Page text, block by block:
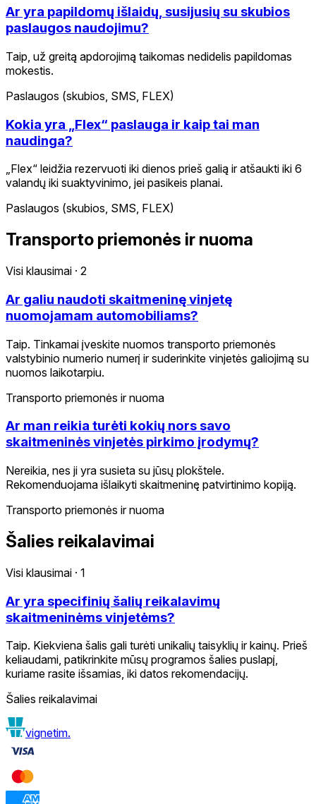
Ar yra papildomų išlaidų, susijusių su skubios
paslaugos naudojimu?
Taip, už greitą apdorojimą taikomas nedidelis papildomas
mokestis.
Paslaugos (skubios, SMS, FLEX)
Kokia yra „Flex“ paslauga ir kaip tai man
naudinga?
„Flex“ leidžia rezervuoti iki dienos prieš galią ir atšaukti iki 6
valandų iki suaktyvinimo, jei pasikeis planai.
Paslaugos (skubios, SMS, FLEX)
Transporto priemonės ir nuoma
Visi klausimai · 2
Ar galiu naudoti skaitmeninę vinjetę
nuomojamam automobiliams?
Taip. Tinkamai įveskite nuomos transporto priemonės
valstybinio numerio numerį ir suderinkite vinjetės galiojimą su
nuomos laikotarpiu.
Transporto priemonės ir nuoma
Ar man reikia turėti kokių nors savo
skaitmeninės vinjetės pirkimo įrodymų?
Nereikia, nes ji yra susieta su jūsų plokštele.
Rekomenduojama išlaikyti skaitmeninę patvirtinimo kopiją.
Transporto priemonės ir nuoma
Šalies reikalavimai
Visi klausimai · 1
Ar yra specifinių šalių reikalavimų
skaitmeninėms vinjetėms?
Taip. Kiekviena šalis gali turėti unikalių taisyklių ir kainų. Prieš
keliaudami, patikrinkite mūsų programos šalies puslapį,
kuriame rasite išsamias, iki datos rekomendacijų.
Šalies reikalavimai
vignetim.